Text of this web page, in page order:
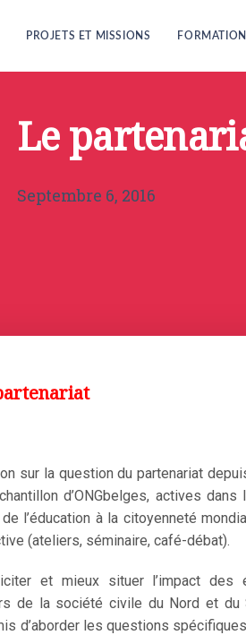
PROJETS ET MISSIONS
Le
Septembre 6, 2016
sur la question du partenariat
d’ONGbelges, actives
l’éducation à la citoyenneté
(ateliers, séminaire, café-débat).
et mieux situer l’impact des
de la société civile du Nord et du
d’aborder les questions